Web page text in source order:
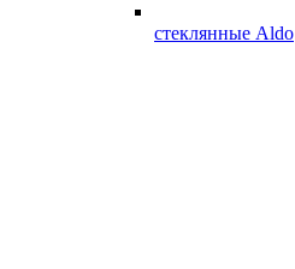
стеклянные Aldo